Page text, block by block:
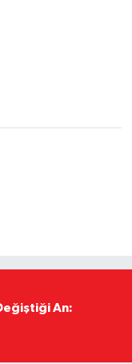
An: